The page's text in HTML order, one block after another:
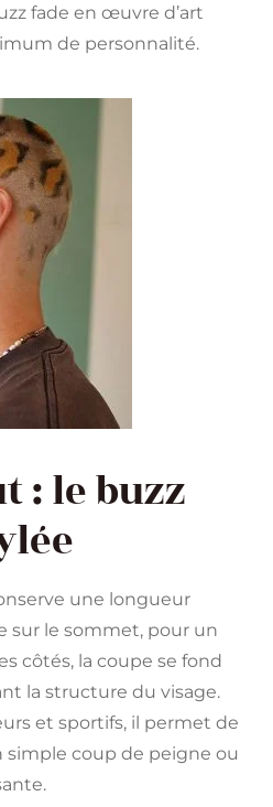
fade en œuvre d’art
de personnalité.
: le buzz
une longueur
sur le sommet, pour un
côtés, la coupe se fond
la structure du visage.
et sportifs, il permet de
simple coup de peigne ou